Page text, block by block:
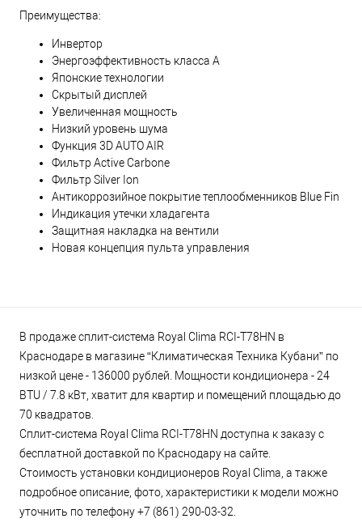
Преимущества:
Инвертор
Энергоэффективность класса А
Японские технологии
Скрытый дисплей
Увеличенная мощность
Низкий уровень шума
Функция 3D AUTO AIR
Фильтр Active Carbone
Фильтр Silver Ion
Антикоррозийное покрытие теплообменников Blue Fin
Индикация утечки хладагента
Защитная накладка на вентили
Новая концепция пульта управления
В продаже сплит-система Royal Clima RCI-T78HN в
Краснодаре в магазине “Климатическая Техника Кубани” по
низкой цене - 136000 рублей. Мощности кондиционера - 24
BTU / 7.8 кВт, хватит для квартир и помещений площадью до
70 квадратов.
Сплит-система Royal Clima RCI-T78HN доступна к заказу с
бесплатной доставкой по Краснодару на сайте.
Стоимость установки кондиционеров Royal Clima, а также
подробное описание, фото, характеристики к модели можно
уточнить по телефону +7 (861) 290-03-32.